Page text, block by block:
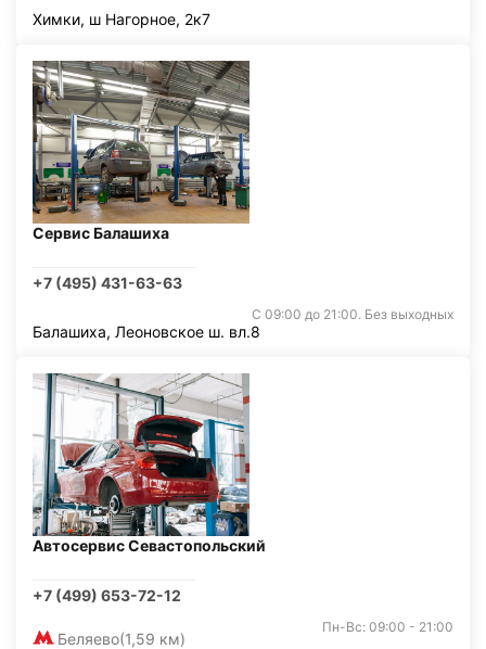
Химки, ш Нагорное, 2к7
Сервис Балашиха
+7 (495) 431-63-63
С 09:00 до 21:00. Без выходных
Балашиха, Леоновское ш. вл.8
Автосервис Севастопольский
+7 (499) 653-72-12
Беляево(1,59 км)
Пн-Вс: 09:00 - 21:00